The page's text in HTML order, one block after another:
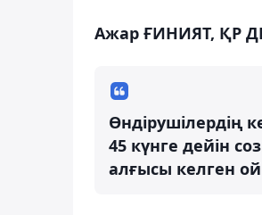
Ажар ҒИНИЯТ, ҚР
Өндірушілердің
45 күнге дейін
алғысы келген